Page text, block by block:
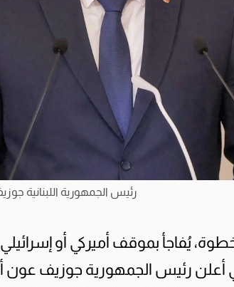
رئيس الجمهورية اللبنانية
يُفاجأ بموقف أميركي أو
رئيس الجمهورية جوزيف عون أن